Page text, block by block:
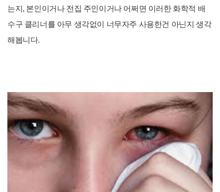
는지, 본인이거나 전집 주인이거나 어쩌면 이러한 화학적 배
수구 클리너를 아무 생각없이 너무자주 사용한건 아닌지 생각
해봅니다.